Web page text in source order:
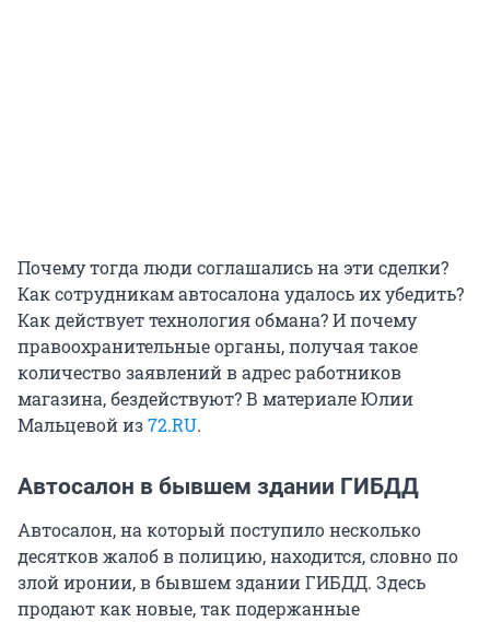
Почему тогда люди соглашались на эти сделки?
Как сотрудникам автосалона удалось их убедить?
Как действует технология обмана? И почему
правоохранительные органы, получая такое
количество заявлений в адрес работников
магазина, бездействуют? В материале Юлии
Мальцевой из72.RU.
Автосалон в бывшем здании ГИБДД
Автосалон, на который поступило несколько
десятков жалоб в полицию, находится, словно по
злой иронии, в бывшем здании ГИБДД. Здесь
продают как новые, так подержанные